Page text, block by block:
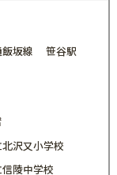
飯坂線 笹谷駅
沢又小学校
陵中学校